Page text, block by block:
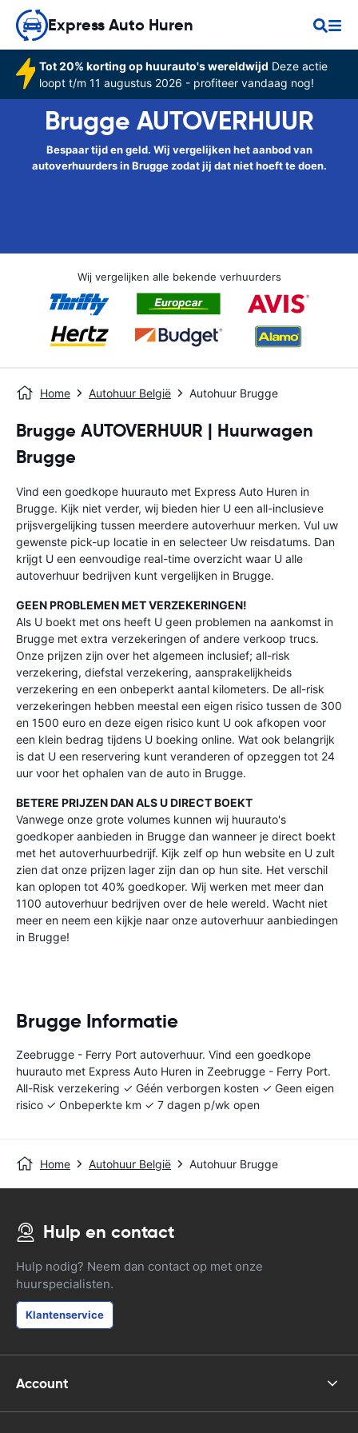
Express Auto Huren
Tot 20% korting op huurauto's wereldwijd Deze actie
loopt t/m 11 augustus 2026 - profiteer vandaag nog!
Brugge AUTOVERHUUR
Bespaar tijd en geld. Wij vergelijken het aanbod van
autoverhuurders in Brugge zodat jij dat niet hoeft te doen.
Wij vergelijken alle bekende verhuurders
Home Autohuur België Autohuur Brugge
Brugge AUTOVERHUUR | Huurwagen
Brugge
Vind een goedkope huurauto met Express Auto Huren in
Brugge. Kijk niet verder, wij bieden hier U een all-inclusieve
prijsvergelijking tussen meerdere autoverhuur merken. Vul uw
gewenste pick-up locatie in en selecteer Uw reisdatums. Dan
krijgt U een eenvoudige real-time overzicht waar U alle
autoverhuur bedrijven kunt vergelijken in Brugge.
GEEN PROBLEMEN MET VERZEKERINGEN!
Als U boekt met ons heeft U geen problemen na aankomst in
Brugge met extra verzekeringen of andere verkoop trucs.
Onze prijzen zijn over het algemeen inclusief; all-risk
verzekering, diefstal verzekering, aansprakelijkheids
verzekering en een onbeperkt aantal kilometers. De all-risk
verzekeringen hebben meestal een eigen risico tussen de 300
en 1500 euro en deze eigen risico kunt U ook afkopen voor
een klein bedrag tijdens U boeking online. Wat ook belangrijk
is dat U een reservering kunt veranderen of opzeggen tot 24
uur voor het ophalen van de auto in Brugge.
BETERE PRIJZEN DAN ALS U DIRECT BOEKT
Vanwege onze grote volumes kunnen wij huurauto's
goedkoper aanbieden in Brugge dan wanneer je direct boekt
met het autoverhuurbedrijf. Kijk zelf op hun website en U zult
zien dat onze prijzen lager zijn dan op hun site. Het verschil
kan oplopen tot 40% goedkoper. Wij werken met meer dan
1100 autoverhuur bedrijven over de hele wereld. Wacht niet
meer en neem een kijkje naar onze autoverhuur aanbiedingen
in Brugge!
Brugge Informatie
Zeebrugge - Ferry Port autoverhuur. Vind een goedkope
huurauto met Express Auto Huren in Zeebrugge - Ferry Port.
All-Risk verzekering ✓ Géén verborgen kosten ✓ Geen eigen
risico ✓ Onbeperkte km ✓ 7 dagen p/wk open
Home Autohuur België Autohuur Brugge
Hulp en contact
Hulp nodig? Neem dan contact op met onze
huurspecialisten.
Klantenservice
Account